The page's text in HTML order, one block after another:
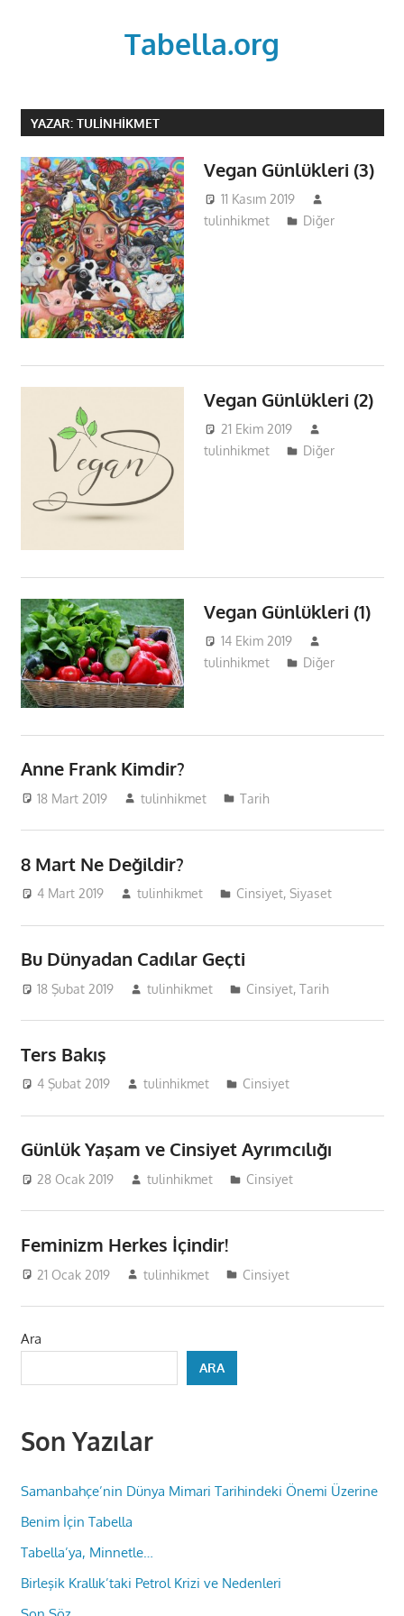
Tabella.org
YAZAR: TULINHIKMET
Vegan Günlükleri (3)
11 Kasım 2019
tulinhikmet
Diğer
Vegan Günlükleri (2)
21 Ekim 2019
tulinhikmet
Diğer
Vegan Günlükleri (1)
14 Ekim 2019
tulinhikmet
Diğer
Anne Frank Kimdir?
18 Mart 2019 tulinhikmet Tarih
8 Mart Ne Değildir?
4 Mart 2019 tulinhikmet Cinsiyet,Siyaset
Bu Dünyadan Cadılar Geçti
18 Şubat 2019 tulinhikmet Cinsiyet,Tarih
Ters Bakış
4 Şubat 2019 tulinhikmet Cinsiyet
Günlük Yaşam ve Cinsiyet Ayrımcılığı
28 Ocak 2019 tulinhikmet Cinsiyet
Feminizm Herkes İçindir!
21 Ocak 2019 tulinhikmet Cinsiyet
Ara
ARA
Son Yazılar
Samanbahçe’nin Dünya Mimari Tarihindeki Önemi Üzerine
Benim İçin Tabella
Tabella’ya, Minnetle…
Birleşik Krallık’taki Petrol Krizi ve Nedenleri